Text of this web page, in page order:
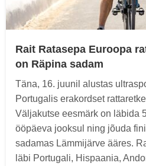
Rait Ratasepa Euroopa
on Räpina sadam
Täna, 16. juunil alustas
Portugalis erakordset
Väljakutse eesmärk on läbida
ööpäeva jooksul ning jõuda
sadamas Lämmijärve ääres.
läbi Portugali, Hispaania,